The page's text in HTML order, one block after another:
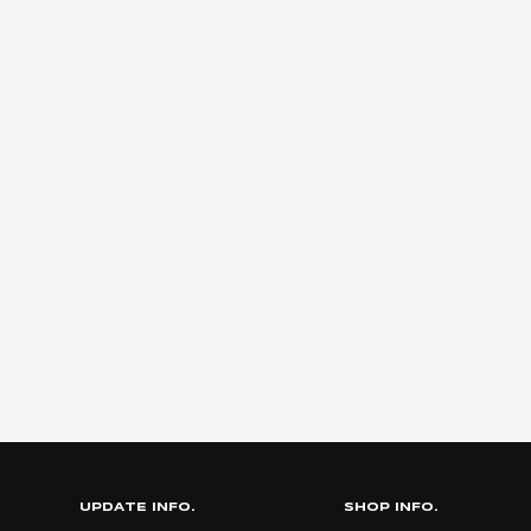
UPDATE INFO. SHOP INFO.